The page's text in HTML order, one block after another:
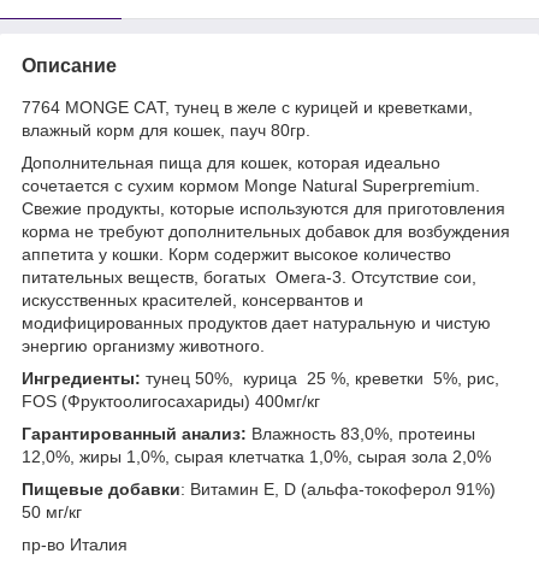
Описание
7764 MONGE CAТ, тунец в желе с курицей и креветками,
влажный корм для кошек, пауч 80гр.
Дополнительная пища для кошек, которая идеально
сочетается с сухим кормом Monge Natural Superpremium.
Свежие продукты, которые используются для приготовления
корма не требуют дополнительных добавок для возбуждения
аппетита у кошки. Корм содержит высокое количество
питательных веществ, богатых Омега-3. Отсутствие сои,
искусственных красителей, консервантов и
модифицированных продуктов дает натуральную и чистую
энергию организму животного.
Ингредиенты: тунец 50%, курица 25 %, креветки 5%, рис,
FOS (Фруктоолигосахариды) 400мг/кг
Гарантированный анализ: Влажность 83,0%, протеины
12,0%, жиры 1,0%, сырая клетчатка 1,0%, сырая зола 2,0%
Пищевые добавки: Витамин Е, D (альфа-токоферол 91%)
50 мг/кг
пр-во Италия